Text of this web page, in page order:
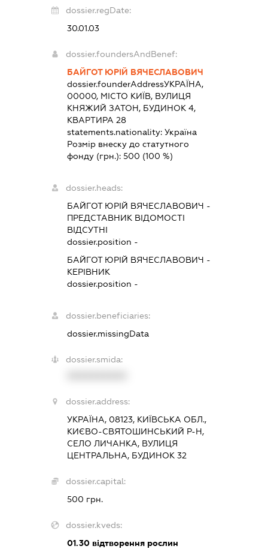
dossier.regDate:
30.01.03
dossier.foundersAndBenef:
БАЙГОТ ЮРІЙ ВЯЧЕСЛАВОВИЧ
dossier.founderAddressУКРАЇНА,
00000, МІСТО КИЇВ, ВУЛИЦЯ
КНЯЖИЙ ЗАТОН, БУДИНОК 4,
КВАРТИРА 28
statements.nationality: Україна
Розмір внеску до статутного
фонду (грн.): 500 (100 %)
dossier.heads:
БАЙГОТ ЮРІЙ ВЯЧЕСЛАВОВИЧ -
ПРЕДСТАВНИК ВІДОМОСТІ
ВІДСУТНІ
dossier.position -
БАЙГОТ ЮРІЙ ВЯЧЕСЛАВОВИЧ -
КЕРІВНИК
dossier.position -
dossier.beneficiaries:
dossier.missingData
dossier.smida:
dossier.address:
УКРАЇНА, 08123, КИЇВСЬКА ОБЛ.,
КИЄВО-СВЯТОШИНСЬКИЙ Р-Н,
СЕЛО ЛИЧАНКА, ВУЛИЦЯ
ЦЕНТРАЛЬНА, БУДИНОК 32
dossier.capital:
500 грн.
dossier.kveds:
01.30відтворення рослин